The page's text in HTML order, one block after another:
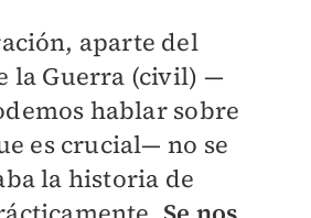
aparte del
la Guerra (civil) —
hablar sobre
es crucial— no se
la historia de